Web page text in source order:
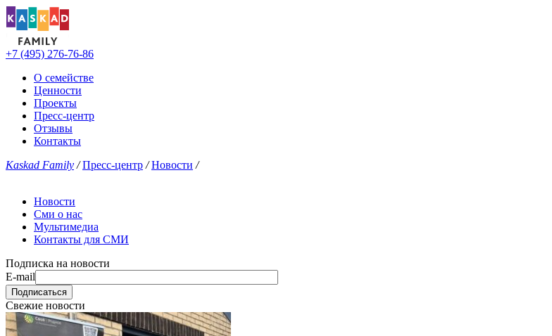
+7 (495) 276-76-86
О семействе
Ценности
Проекты
Пресс-центр
Отзывы
Контакты
Kaskad Family / Пресс-центр / Новости /
Новости
Сми о нас
Мультимедиа
Контакты для СМИ
Подписка на новости
E-mail
Свежие новости